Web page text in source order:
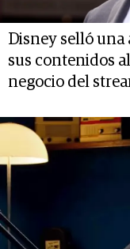
Disney selló
sus contenidos
negocio del